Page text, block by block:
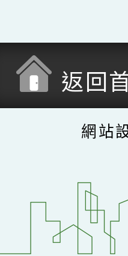
返回
網站